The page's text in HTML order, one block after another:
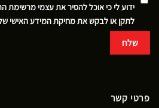
ידוע לי כי אוכל להסיר את עצמי מרשימת
לתקן או לבקש את מחיקת המידע האישי
פרטי קשר